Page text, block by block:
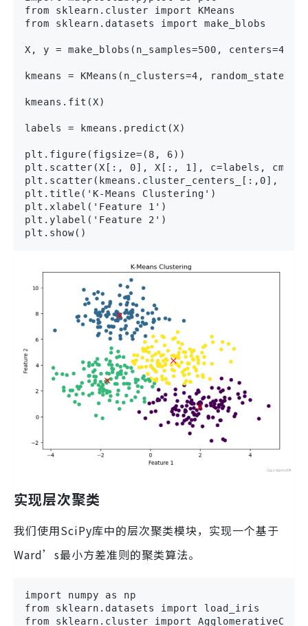
from sklearn.cluster import KMeans
from sklearn.datasets import make_blobs
X, y = make_blobs(n_samples=500, centers=4,
kmeans = KMeans(n_clusters=4, random_state=0)
kmeans.fit(X)
labels = kmeans.predict(X)
plt.figure(figsize=(8, 6))
plt.scatter(X[:, 0], X[:, 1], c=labels,
plt.scatter(kmeans.cluster_centers_[:,0],
plt.title('K-Means Clustering')
plt.xlabel('Feature 1')
plt.ylabel('Feature 2')
plt.show()
实现层次聚类
我们使用SciPy库中的层次聚类模块，实现一个基于
Ward’s最小方差准则的聚类算法。
import numpy as np
from sklearn.datasets import load_iris
from sklearn.cluster import